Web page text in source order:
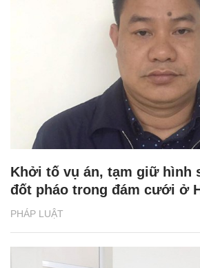
PHÁP LUẬT
Khởi tố vụ án, tạm giữ hình
đốt pháo trong đám cưới ở